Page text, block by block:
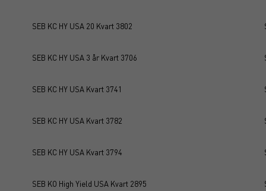
SEB KC HY USA 20 Kvart 3802
SEB KC HY USA 3 år Kvart 3706
SEB KC HY USA Kvart 3741
SEB KC HY USA Kvart 3782
SEB KC HY USA Kvart 3794
SEB KO High Yield USA Kvart 2895